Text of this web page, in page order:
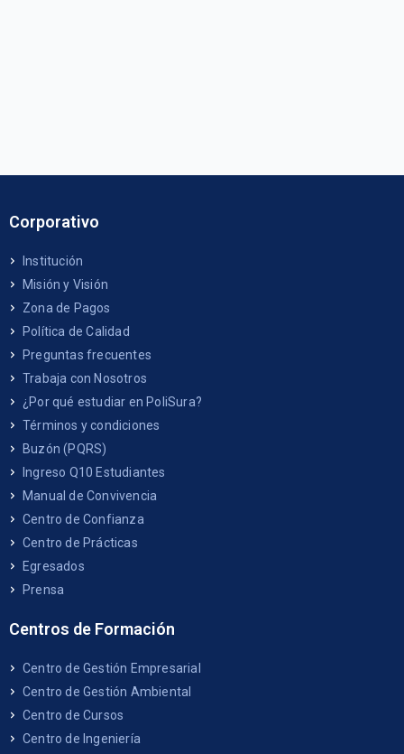
Corporativo
Institución
Misión y Visión
Zona de Pagos
Política de Calidad
Preguntas frecuentes
Trabaja con Nosotros
¿Por qué estudiar en PoliSura?
Términos y condiciones
Buzón (PQRS)
Ingreso Q10 Estudiantes
Manual de Convivencia
Centro de Confianza
Centro de Prácticas
Egresados
Prensa
Centros de Formación
Centro de Gestión Empresarial
Centro de Gestión Ambiental
Centro de Cursos
Centro de Ingeniería